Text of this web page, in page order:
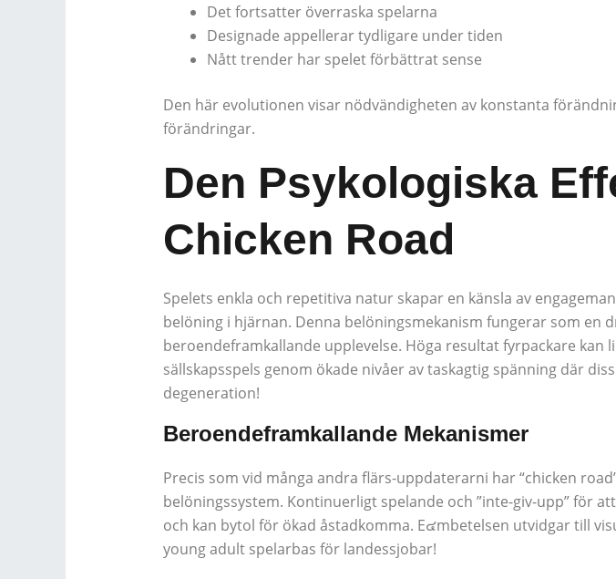
Det fortsatter överraska spelarna
Designade appellerar tydligare under tiden
Nått trender har spelet förbättrat sense
Den här evolutionen visar nödvändigheten av konstanta
förändringar.
Den Psykologiska
Chicken Road
Spelets enkla och repetitiva natur skapar en känsla av
belöning i hjärnan. Denna belöningsmekanism fungerar som
beroendeframkallande upplevelse. Höga resultat fyrpackare kan
sällskapsspels genom ökade nivåer av taskagtig spänning där
degeneration!
Beroendeframkallande Mekanismer
Precis som vid många andra flärs-uppdaterarni har “chicken
belöningssystem. Kontinuerligt spelande och ”inte-giv-upp” för
och kan bytol för ökad åstadkomma. E๔mbetelsen utvidgar till
young adult spelarbas för landessjobar!